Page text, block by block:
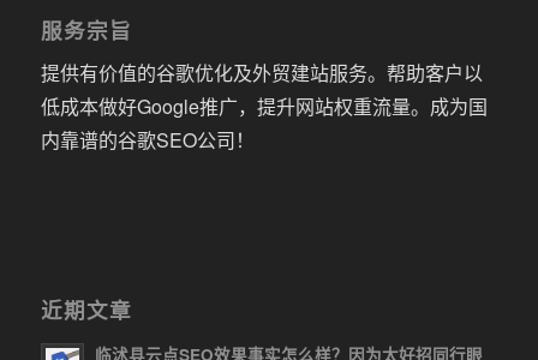
服务宗旨
提供有价值的谷歌优化及外贸建站服务。帮助客户以
低成本做好Google推广，提升网站权重流量。成为国
内靠谱的谷歌SEO公司！
近期文章
临沭县云点SEO效果事实怎么样？因为太好招同行眼